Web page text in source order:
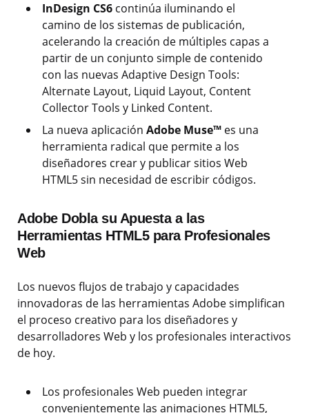
InDesign CS6 continúa iluminando el
camino de los sistemas de publicación,
acelerando la creación de múltiples capas a
partir de un conjunto simple de contenido
con las nuevas Adaptive Design Tools:
Alternate Layout, Liquid Layout, Content
Collector Tools y Linked Content.
La nueva aplicación Adobe Muse™ es una
herramienta radical que permite a los
diseñadores crear y publicar sitios Web
HTML5 sin necesidad de escribir códigos.
Adobe Dobla su Apuesta a las
Herramientas HTML5 para Profesionales
Web
Los nuevos flujos de trabajo y capacidades
innovadoras de las herramientas Adobe simplifican
el proceso creativo para los diseñadores y
desarrolladores Web y los profesionales interactivos
de hoy.
Los profesionales Web pueden integrar
convenientemente las animaciones HTML5,